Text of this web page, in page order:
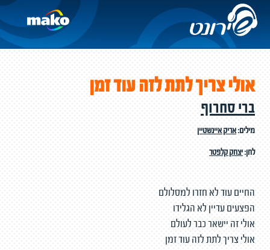
אולי צריך לתת לזה עוד זמן
ברי סחרוף
מילים:אריק איינשטיין
לחן:יצחק קלפטר
החיים עוד לא חזרו למסלולם
הפצעים עדיין לא הגלידו
אולי זה יישאר כבר לעולם
אולי צריך לתת לזה עוד זמן